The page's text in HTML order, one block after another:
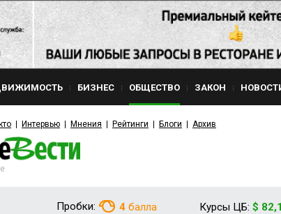
БИЗНЕС ОБЩЕСТВО ЗАКОН
Интервью Мнения Рейтинги Блоги Архив
Пробки: 4 балла Курсы ЦБ: $